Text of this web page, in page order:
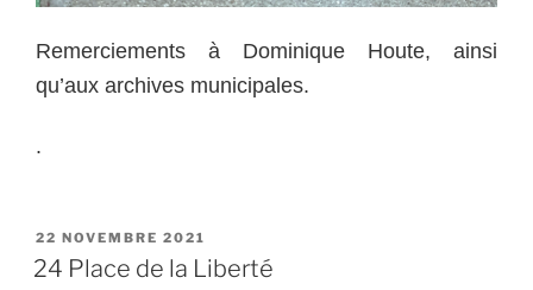
Remerciements à Dominique Houte, ainsi
qu’aux archives municipales.
.
PUBLIÉ
LE
22 NOVEMBRE 2021
24 Place de la Liberté